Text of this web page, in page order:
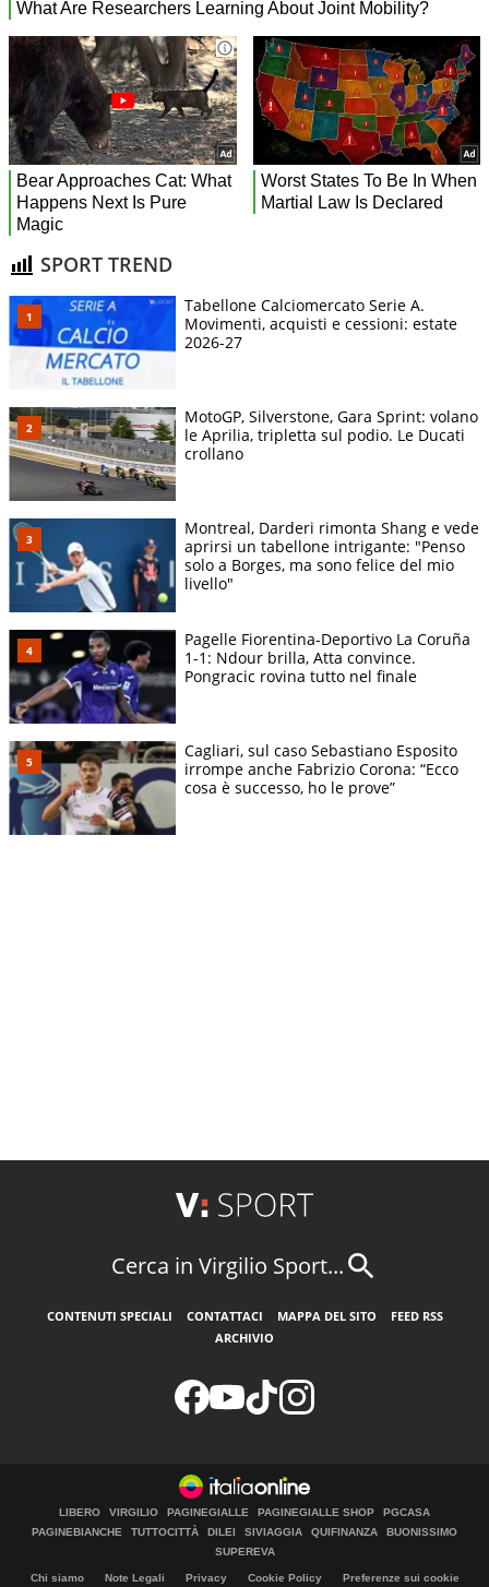
SPORT TREND
Tabellone Calciomercato Serie A.
Movimenti, acquisti e cessioni: estate
2026-27
MotoGP, Silverstone, Gara Sprint: volano
le Aprilia, tripletta sul podio. Le Ducati
crollano
Montreal, Darderi rimonta Shang e vede
aprirsi un tabellone intrigante: "Penso
solo a Borges, ma sono felice del mio
livello"
Pagelle Fiorentina-Deportivo La Coruña
1-1: Ndour brilla, Atta convince.
Pongracic rovina tutto nel finale
Cagliari, sul caso Sebastiano Esposito
irrompe anche Fabrizio Corona: “Ecco
cosa è successo, ho le prove”
Cerca in Virgilio Sport...
CONTENUTI SPECIALI CONTATTACI MAPPA DEL SITO
FEED RSS
ARCHIVIO
LIBERO VIRGILIO PAGINEGIALLE PAGINEGIALLE SHOP
PGCASA
PAGINEBIANCHE
TUTTOCITTÀ DILEI SIVIAGGIA QUIFINANZA
BUONISSIMO
SUPEREVA
Chi siamo Note Legali Privacy Cookie Policy Preferenze sui cookie